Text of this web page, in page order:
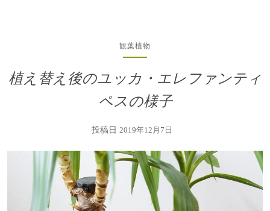
観葉植物
植え替え後のユッカ・エレファンティ
ペスの様子
投稿日 2019年12月7日